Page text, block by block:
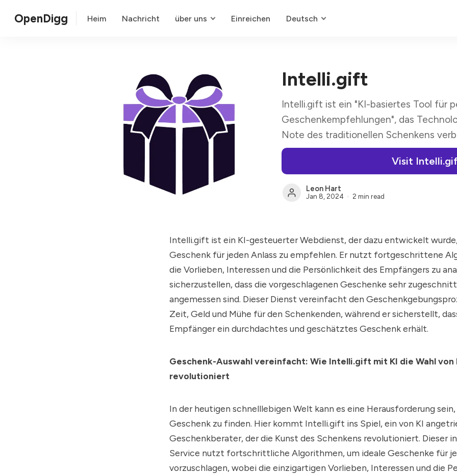
OpenDigg Heim Nachricht über uns Einreichen Deutsch
Intelli.gift
Intelli.gift ist ein "KI-basiertes Tool für
Geschenkempfehlungen", das
Note des traditionellen Schenkens
Visit
Leon Hart
Jan 8, 2024 2 min read
Intelli.gift ist ein KI-gesteuerter Webdienst, der dazu entwickelt
Geschenk für jeden Anlass zu empfehlen. Er nutzt fortgeschrittene
die Vorlieben, Interessen und die Persönlichkeit des Empfängers zu
sicherzustellen, dass die vorgeschlagenen Geschenke sehr
angemessen sind. Dieser Dienst vereinfacht den
Zeit, Geld und Mühe für den Schenkenden, während er sicherstellt,
Empfänger ein durchdachtes und geschätztes Geschenk erhält.
Geschenk-Auswahl vereinfacht: Wie Intelli.gift mit KI die Wahl von
revolutioniert
In der heutigen schnelllebigen Welt kann es eine Herausforderung
Geschenk zu finden. Hier kommt Intelli.gift ins Spiel, ein von KI
Geschenkberater, der die Kunst des Schenkens revolutioniert. Dieser
Service nutzt fortschrittliche Algorithmen, um ideale Geschenke für
vorzuschlagen, wobei die einzigartigen Vorlieben, Interessen und die